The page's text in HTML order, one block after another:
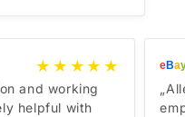
★★★★★
and working
helpful with
eBa